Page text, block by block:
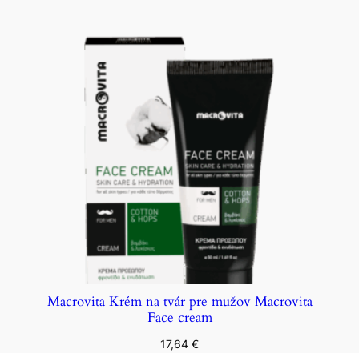
Macrovita Krém na tvár pre mužov Macrovita
Face cream
17,64 €